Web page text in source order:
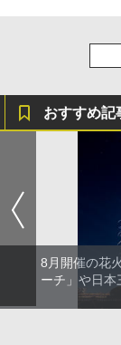
おすすめ記
8月開催の花
ーチ」や日本